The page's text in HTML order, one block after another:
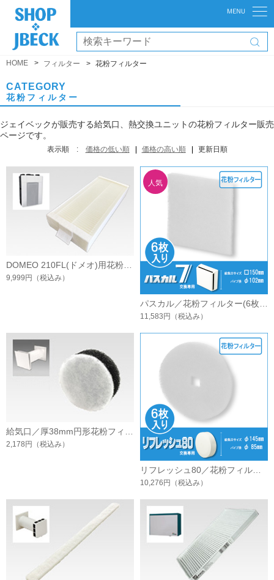
HOME フィルター 花粉フィルター
CATEGORY
花粉フィルター
ジェイベックが販売する給気口、熱交換ユニットの花粉フィルター販売
ページです。
表示順 : 価格の低い順 価格の高い順 更新日順
9,999円 （税込み）
11,583円 （税込み）
2,178円 （税込み）
10,276円 （税込み）